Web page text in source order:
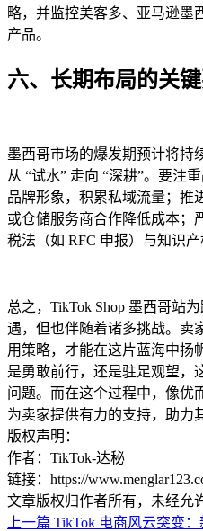
略，并监控美客多、亚马逊墨
产品。
六、长期布局的关
墨西哥市场的爆发期预计将持
从 “试水” 走向 “深耕”。要注
品牌形象，积累私域流量；推
或仓储服务商合作降低成本；
税法（如 RFC 申报）与知识产
总之，TikTok Shop 墨西哥站
遇，但也伴随着诸多挑战。卖
用策略，才能在这片蓝海中扬
是勇敢前行，还是驻足观望，
问题。而在这个过程中，像优
为卖家提供有力的支持，助力
版权声明：
作者：TikTok-达秘
链接：https://
文章版权归作者所有，未经允
上一篇 TikTok 电商风云突变